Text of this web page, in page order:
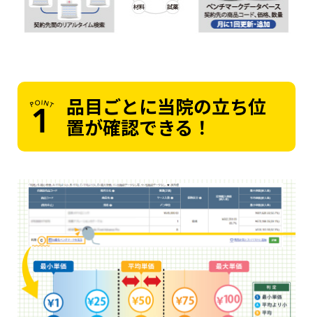
品目ごとに当院の立ち位
置が確認できる！